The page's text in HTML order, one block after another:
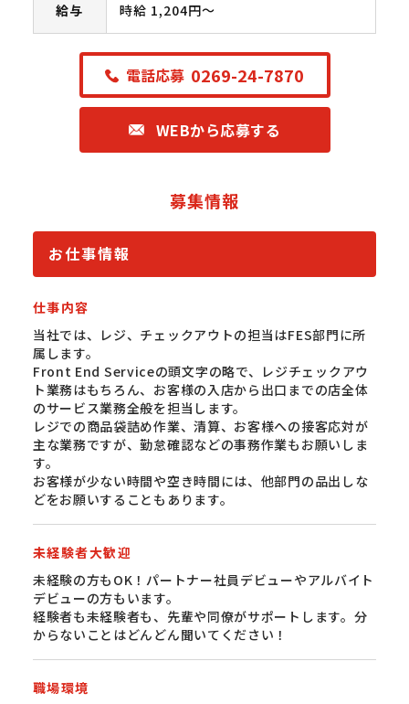
給与 時給 1,204円～
電話応募 0269-24-7870
WEBから応募する
募集情報
お仕事情報
仕事内容
当社では、レジ、チェックアウトの担当はFES部門に所
属します。
Front End Serviceの頭文字の略で、レジチェックアウ
ト業務はもちろん、お客様の入店から出口までの店全体
のサービス業務全般を担当します。
レジでの商品袋詰め作業、清算、お客様への接客応対が
主な業務ですが、勤怠確認などの事務作業もお願いしま
す。
お客様が少ない時間や空き時間には、他部門の品出しな
どをお願いすることもあります。
未経験者大歓迎
未経験の方もOK！パートナー社員デビューやアルバイト
デビューの方もいます。
経験者も未経験者も、先輩や同僚がサポートします。分
からないことはどんどん聞いてください！
職場環境